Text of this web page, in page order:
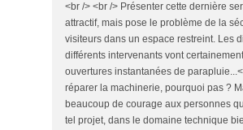
<br /> <br /> Présenter cette dernière
attractif, mais pose le problème de la
visiteurs dans un espace restreint. Les
différents intervenants vont
ouvertures instantanées de
réparer la machinerie, pourquoi pas ?
beaucoup de courage aux personnes
tel projet, dans le domaine technique